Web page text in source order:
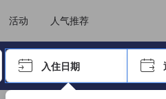
活动 人气推荐
键以选择
入住日期
按 Enter 键开始浏览日期选择器。使